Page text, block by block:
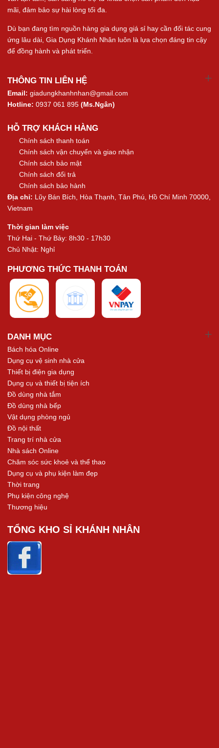
mãi, đảm bảo sự hài lòng tối đa.
Dù bạn đang tìm nguồn hàng gia dụng giá sỉ hay cần đối tác cung
ứng lâu dài, Gia Dụng Khánh Nhân luôn là lựa chọn đáng tin cậy
để đồng hành và phát triển.
THÔNG TIN LIÊN HỆ
Email: giadungkhanhnhan@gmail.com
Hotline: 0937 061 895 (Ms.Ngân)
HỖ TRỢ KHÁCH HÀNG
Chính sách thanh toán
Chính sách vận chuyển và giao nhận
Chính sách bảo mật
Chính sách đổi trả
Chính sách bảo hành
Địa chỉ: Lũy Bán Bích, Hòa Thạnh, Tân Phú, Hồ Chí Minh 70000,
Vietnam
Thời gian làm việc
Thứ Hai - Thứ Bảy: 8h30 - 17h30
Chủ Nhật: Nghỉ
PHƯƠNG THỨC THANH TOÁN
DANH MỤC
Bách hóa Online
Dụng cụ vệ sinh nhà cửa
Thiết bị điện gia dụng
Dụng cụ và thiết bị tiện ích
Đồ dùng nhà tắm
Đồ dùng nhà bếp
Vật dụng phòng ngủ
Đồ nội thất
Trang trí nhà cửa
Nhà sách Online
Chăm sóc sức khoẻ và thể thao
Dụng cụ và phụ kiện làm đẹp
Thời trang
Phụ kiện công nghệ
Thương hiệu
TỔNG KHO SỈ KHÁNH NHÂN